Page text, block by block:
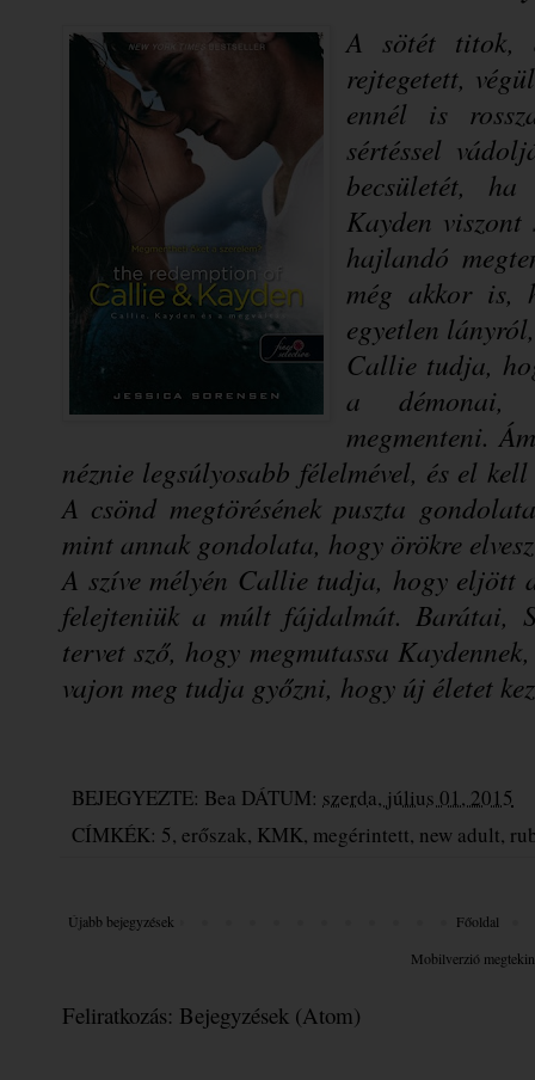
A sötét titok,
rejtegetett,
ennél is
sértéssel
becsületét,
Kayden
hajlandó
még akkor is,
egyetlen
Callie tudja,
a démonai,
megmenteni.
néznie legsúlyosabb félelmével, és el
A csönd megtörésének puszta
mint annak gondolata, hogy örökre
A szíve mélyén Callie tudja, hogy eljött
felejteniük a múlt fájdalmát. Barátai,
tervet sző, hogy megmutassa
vajon meg tudja győzni, hogy új életet
BEJEGYEZTE: Bea DÁTUM: szerda, július 01, 2015
CÍMKÉK: 5, erőszak, KMK, megérintett, new adult,
Újabb bejegyzések
Főoldal
Mobilverzió
Feliratkozás: Bejegyzések (Atom)